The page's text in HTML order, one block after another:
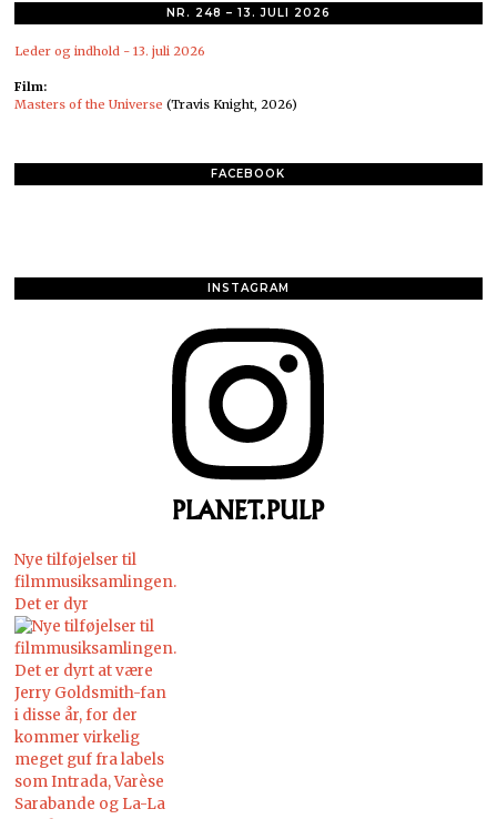
NR. 248 – 13. JULI 2026
Leder og indhold - 13. juli 2026
Film:
Masters of the Universe (Travis Knight, 2026)
FACEBOOK
INSTAGRAM
PLANET.PULP
Nye tilføjelser til
filmmusiksamlingen.
Det er dyr